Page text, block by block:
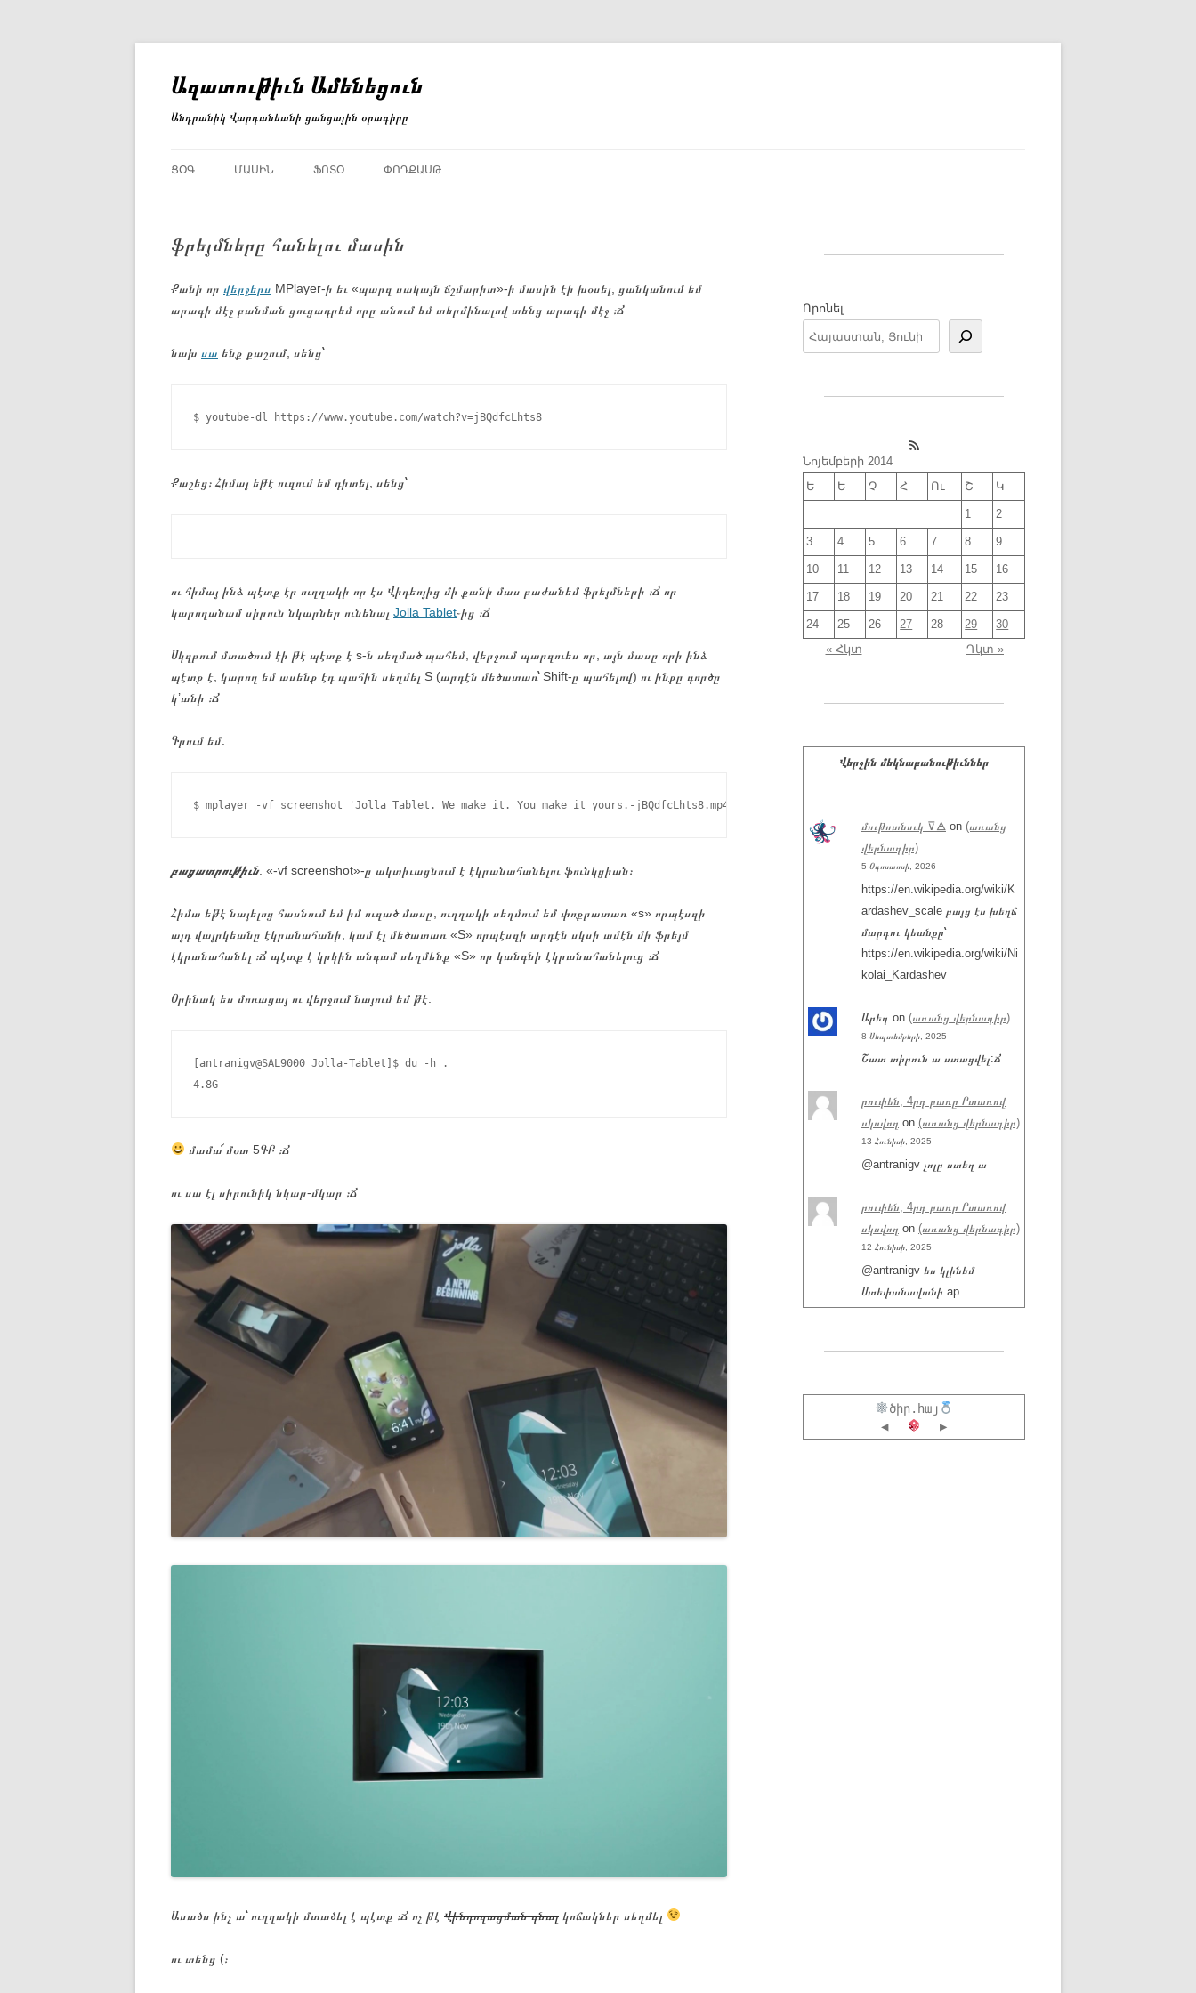
Ազատութիւն Ամենեցուն
Անդրանիկ Վարդանեանի ցանցային օրագիրը
ՑՕԳ ՄԱՍԻՆ ՖՈՏՕ ՓՈԴՔԱՍԹ
ֆրեյմները հանելու մասին
Քանի որ վերջերս MPlayer-ի եւ «պարզ սակայն ճշմարիտ»-ի մասին էի խօսել, ցանկանում եմ
արագի մէջ բանման ցուցադրեմ որը անում եմ տերմինալով տենց արագի մէջ ։Ճ
նախ սա ենք քաշում, սենց՝
Քաշեց։ Հիմայ եթէ ուզում եմ դիտել, սենց՝
ու հիմայ ինձ պէտք էր ուղղակի որ էս Վիդեոյից մի քանի մաս բաժանեմ ֆրեյմների ։Ճ որ
կարողանամ սիրուն նկարներ ունենալ Jolla Tablet֊ից ։Ճ
Սկզբում մտածում էի թէ պէտք է s-ն սեղմած պահեմ, վերջում պարզուես որ, այն մասը որի ինձ
պէտք է, կարող եմ ասենք էդ պահին սեղմել S (արդէն մեծատառ՝ Shift-ը պահելով) ու ինքը գործը
կ’անի ։Ճ
Գրում եմ.
բացատրութիւն. «-vf screenshot»-ը ակտիւացնում է էկրանահանելու ֆունկցիան։
Հիմա եթէ նայելոց հասնում եմ իմ ուզած մասը, ուղղակի սեղմում եմ փոքրատառ «s» որպէսզի
այդ վայրկեանը էկրանահանի, կամ էլ մեծատառ «S» որպէսզի արդէն սկսի ամէն մի ֆրեյմ
էկրանահանել ։Ճ պէտք է կրկին անգամ սեղմենք «S» որ կանգնի էկրանահանելուց ։Ճ
Օրինակ ես մոռացայ ու վերջում նայում եմ թէ.
[antranigv@SAL9000 Jolla-Tablet]$ du -h .
մամա՜ մօտ 5ԳԲ ։Ճ
ու սա էլ սիրունիկ նկար-մկար ։Ճ
Ասածս ինչ ա՝ ուղղակի մտածել է պէտք ։Ճ ոչ թէ Վինդոզացման գնալ կոճակներ սեղմել
ու տենց (։
Որոնել
RSS Feed
Նոյեմբերի 2014
Ե
Ե Չ Հ Ու Շ Կ
1 2
3 4 5 6 7 8 9
10 11 12 13 14 15 16
17 18 19 20 21 22 23
24 25 26 27 28 29
30
« Հկտ
Դկտ »
Վերջին մեկնաբանութիւններ
մութոտնուկ ⊽🜁 on (առանց
վերնագիր)
5 Օգոստոսի, 2026
https://en.wikipedia.org/wiki/K
ardashev_scale բայց էս խեղճ
մարդու կեանքը՝
https://en.wikipedia.org/wiki/Ni
kolai_Kardashev
Արեգ on (առանց վերնագիր)
8 Սեպտեմբերի, 2025
Շատ տիրուն ա ստացվել:Ճ
րուփեն, 4րդ բառը Րտառով
սկսվող on (առանց վերնագիր)
13 Հունիսի, 2025
@antranigv չոլը ստեղ ա
րուփեն, 4րդ բառը Րտառով
սկսվող on (առանց վերնագիր)
12 Հունիսի, 2025
@antranigv ես կլինեմ
Ստեփանավանի ap
ծիր.հայ
◀
▶